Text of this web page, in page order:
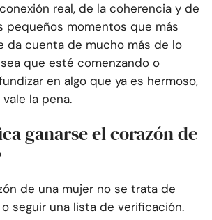
real, de la coherencia y de
pequeños momentos que más
da cuenta de mucho más de lo
que esté comenzando o
en algo que ya es hermoso,
la pena.
ganarse el corazón de
de una mujer no se trata de
seguir una lista de verificación.